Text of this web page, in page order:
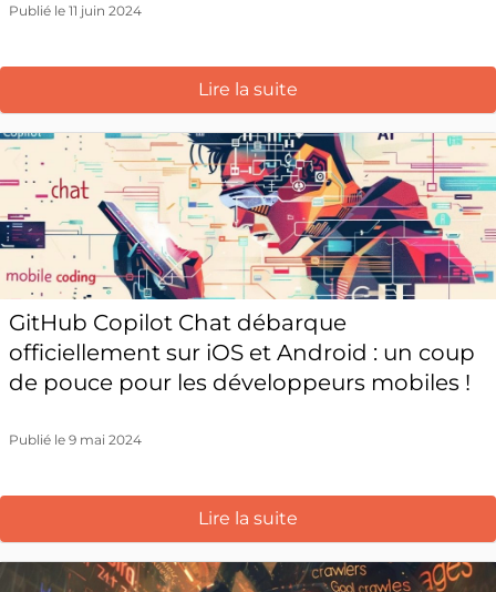
Publié le 11 juin 2024
Lire la suite
GitHub Copilot Chat débarque
officiellement sur iOS et Android : un coup
de pouce pour les développeurs mobiles !
Publié le 9 mai 2024
Lire la suite